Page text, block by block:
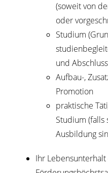
(soweit von
oder
Studium
und
Aufbau-,
Promotion
praktische
Studium
Ausbildung
Ihr Lebensunterhalt